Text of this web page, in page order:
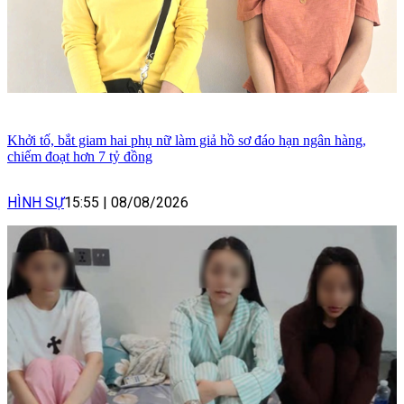
Khởi tố, bắt giam hai phụ nữ làm giả hồ sơ đáo hạn ngân hàng,
chiếm đoạt hơn 7 tỷ đồng
HÌNH SỰ15:55 08/08/2026